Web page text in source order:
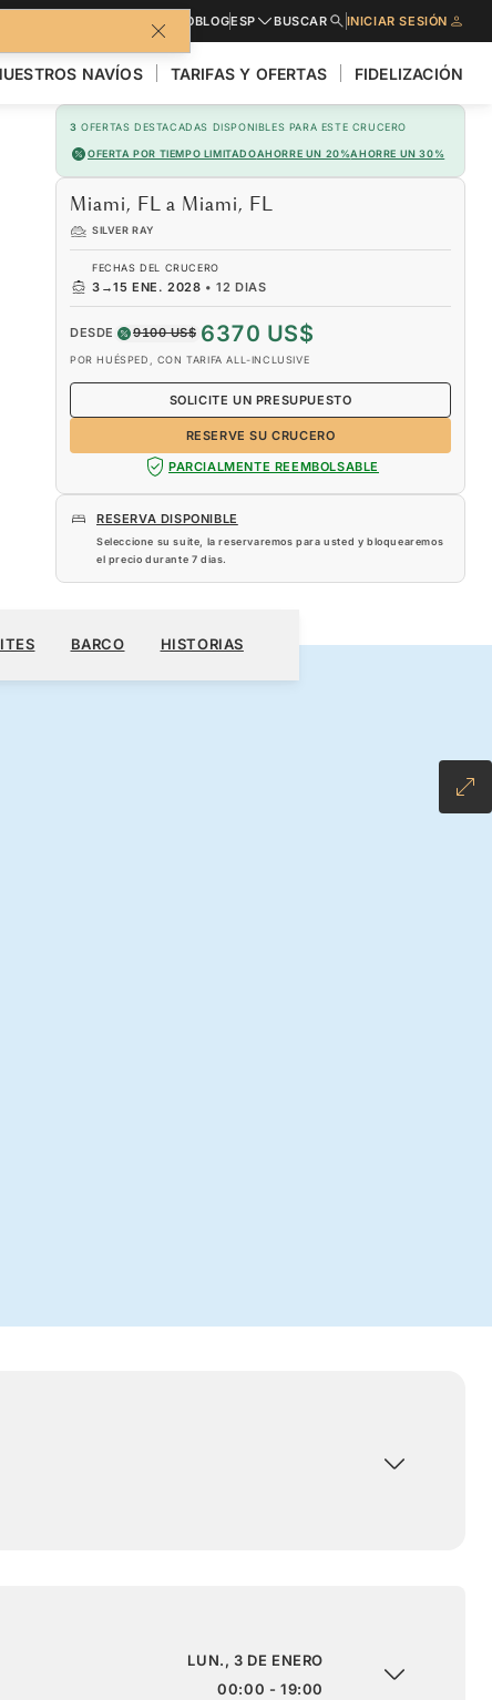
SOLICITE PRESUPUESTOBLOGESP BUSCAR INICIAR SESIÓN
NAVÍOS TARIFAS Y OFERTAS FIDELIZACIÓN
3 OFERTAS DESTACADAS DISPONIBLES PARA ESTE CRUCERO
OFERTA POR TIEMPO LIMITADOAHORRE UN 20%AHORRE UN 30%
Miami, FL a Miami, FL
SILVER RAY
FECHAS DEL CRUCERO
3 →15 ENE. 2028 •12 DIAS
DESDE 9100 US$ 6370 US$
POR HUÉSPED, CON TARIFA ALL-INCLUSIVE
RESERVE SU CRUCERO
SOLICITE UN PRESUPUESTO
PARCIALMENTE REEMBOLSABLE
RESERVA DISPONIBLE
Seleccione su suite, la reservaremos para usted y bloquearemos
el precio durante 7 dias.
RESERVE SU CRUCERO
BARCO HISTORIAS
LUN., 3 DE ENERO
00:00 - 19:00